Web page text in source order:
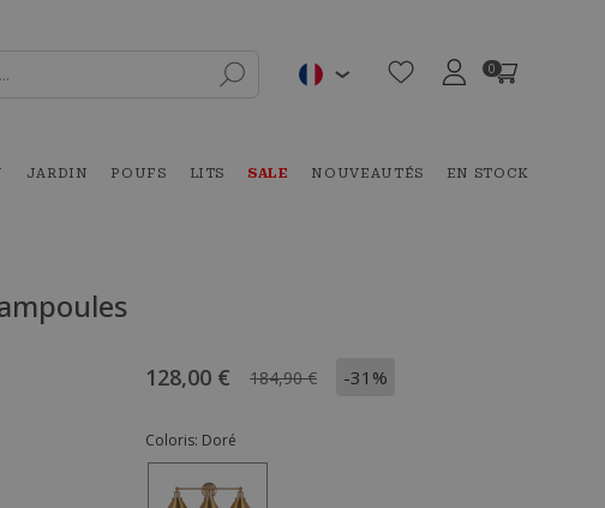
0
JARDIN POUFS LITS SALE NOUVEAUTÉS EN STOCK
128,00 € 184,90 € -31%
Coloris: Doré